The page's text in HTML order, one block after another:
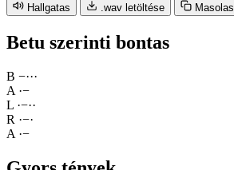
Hallgatas .wav letöltése Masolas
Betu szerinti bontas
B −···
A ·−
L ·−··
R ·−·
A ·−